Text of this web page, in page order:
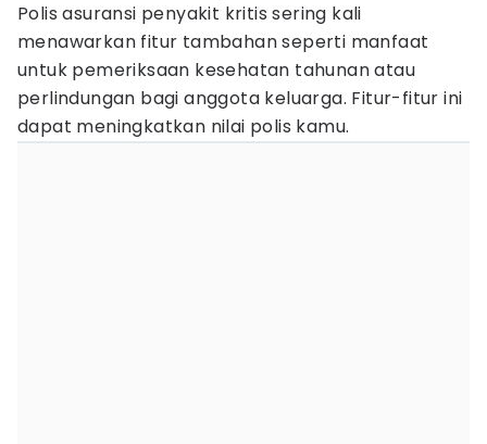
Polis asuransi penyakit kritis sering kali
menawarkan fitur tambahan seperti manfaat
untuk pemeriksaan kesehatan tahunan atau
perlindungan bagi anggota keluarga. Fitur-fitur ini
dapat meningkatkan nilai polis kamu.